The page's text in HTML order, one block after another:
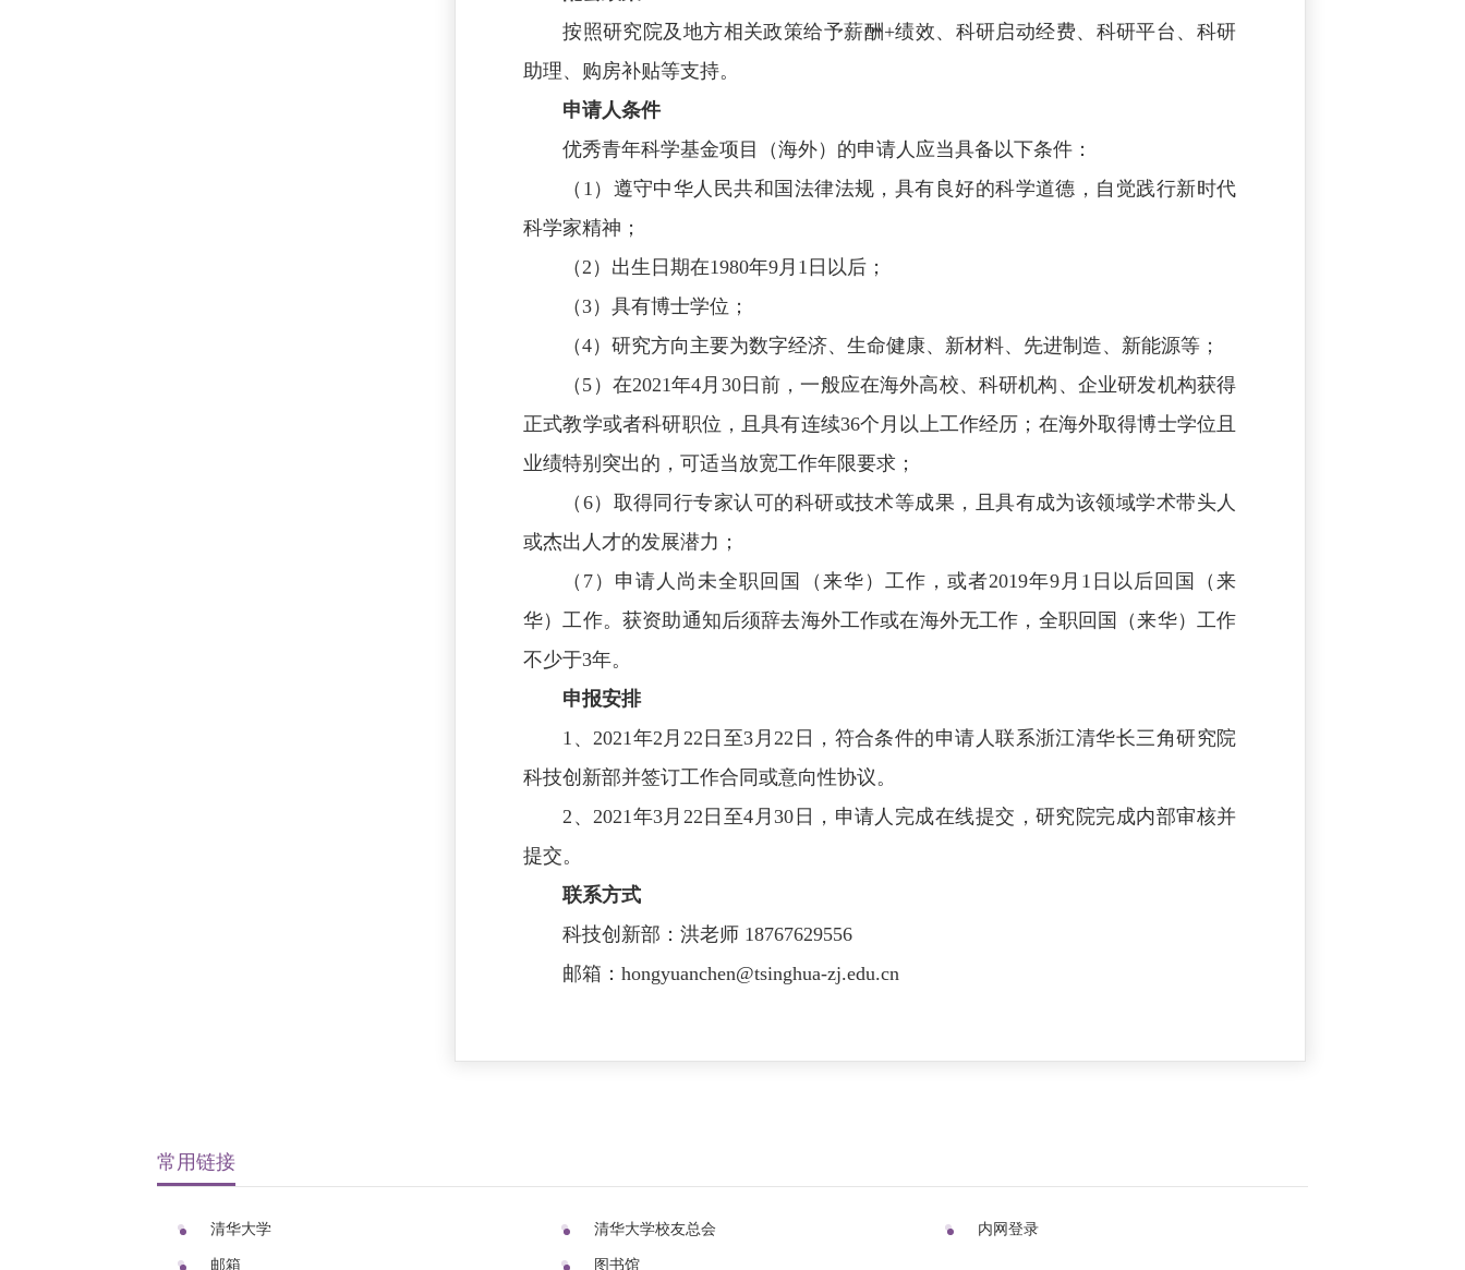
按照研究院及地方相关政策给予薪酬+绩效、科研启动经费、科研平台、科研
助理、购房补贴等支持。
申请人条件
优秀青年科学基金项目（海外）的申请人应当具备以下条件：
（1）遵守中华人民共和国法律法规，具有良好的科学道德，自觉践行新时代
科学家精神；
（2）出生日期在1980年9月1日以后；
（3）具有博士学位；
（4）研究方向主要为数字经济、生命健康、新材料、先进制造、新能源等；
（5）在2021年4月30日前，一般应在海外高校、科研机构、企业研发机构获得
正式教学或者科研职位，且具有连续36个月以上工作经历；在海外取得博士学位且
业绩特别突出的，可适当放宽工作年限要求；
（6）取得同行专家认可的科研或技术等成果，且具有成为该领域学术带头人
或杰出人才的发展潜力；
（7）申请人尚未全职回国（来华）工作，或者2019年9月1日以后回国（来
华）工作。获资助通知后须辞去海外工作或在海外无工作，全职回国（来华）工作
不少于3年。
申报安排
1、2021年2月22日至3月22日，符合条件的申请人联系浙江清华长三角研究院
科技创新部并签订工作合同或意向性协议。
2、2021年3月22日至4月30日，申请人完成在线提交，研究院完成内部审核并
提交。
联系方式
科技创新部：洪老师 18767629556
邮箱：hongyuanchen@tsinghua-zj.edu.cn
常用链接
清华大学 清华大学校友总会 内网登录
邮箱 图书馆